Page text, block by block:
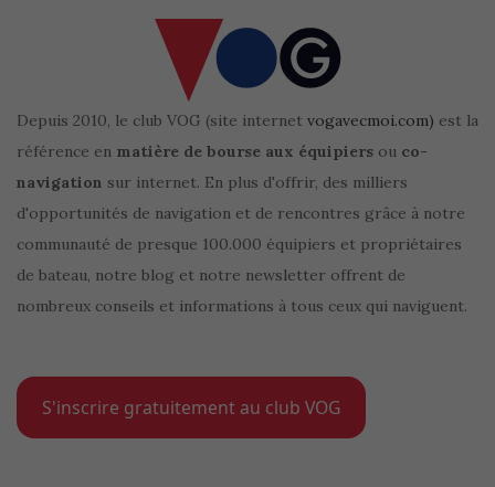
Depuis 2010, le club VOG (site internet vogavecmoi.com) est la
référence en matière de bourse aux équipiers ou co-
navigation sur internet. En plus d'offrir, des milliers
d'opportunités de navigation et de rencontres grâce à notre
communauté de presque 100.000 équipiers et propriétaires
de bateau, notre blog et notre newsletter offrent de
nombreux conseils et informations à tous ceux qui naviguent.
S'inscrire gratuitement au club VOG